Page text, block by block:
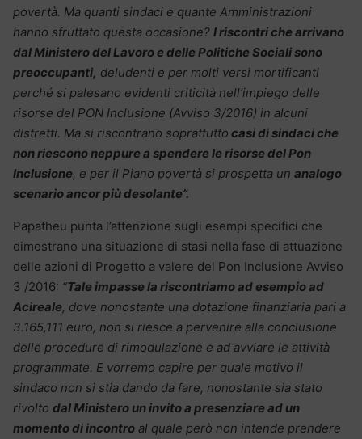
povertà. Ma quanti sindaci e quante Amministrazioni
hanno sfruttato questa occasione? I riscontri che arrivano
dal Ministero del Lavoro e delle Politiche Sociali sono
preoccupanti, deludenti e per molti versi mortificanti
perché si palesano evidenti criticità nell’impiego delle
risorse del PON Inclusione (Avviso 3/2016) in alcuni
distretti. Ma si riscontrano soprattutto casi di sindaci che
non riescono neppure a spendere le risorse del Pon
Inclusione, e per il Piano povertà si prospetta un analogo
scenario ancor più desolante”.
Papatheu punta l’attenzione sugli esempi specifici che
dimostrano una situazione di stasi nella fase di attuazione
delle azioni di Progetto a valere del Pon Inclusione Avviso
3 /2016: “Tale impasse la riscontriamo ad esempio ad
Acireale, dove nonostante una dotazione finanziaria pari a
3.165,111 euro, non si riesce a pervenire alla conclusione
delle procedure di rimodulazione e ad avviare le attività
programmate. E vorremo capire per quale motivo il
sindaco non si stia dando da fare, nonostante sia stato
rivolto dal Ministero un invito a presenziare ad un
momento di incontro al quale però non intende prendere